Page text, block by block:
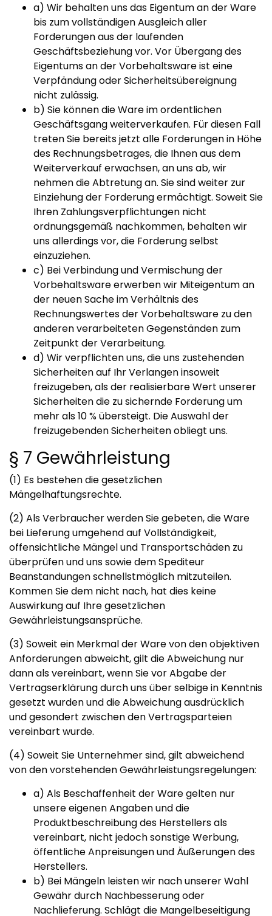
a) Wir behalten uns das Eigentum an der Ware
bis zum vollständigen Ausgleich aller
Forderungen aus der laufenden
Geschäftsbeziehung vor. Vor Übergang des
Eigentums an der Vorbehaltsware ist eine
Verpfändung oder Sicherheitsübereignung
nicht zulässig.
b) Sie können die Ware im ordentlichen
Geschäftsgang weiterverkaufen. Für diesen Fall
treten Sie bereits jetzt alle Forderungen in Höhe
des Rechnungsbetrages, die Ihnen aus dem
Weiterverkauf erwachsen, an uns ab, wir
nehmen die Abtretung an. Sie sind weiter zur
Einziehung der Forderung ermächtigt. Soweit Sie
Ihren Zahlungsverpflichtungen nicht
ordnungsgemäß nachkommen, behalten wir
uns allerdings vor, die Forderung selbst
einzuziehen.
c) Bei Verbindung und Vermischung der
Vorbehaltsware erwerben wir Miteigentum an
der neuen Sache im Verhältnis des
Rechnungswertes der Vorbehaltsware zu den
anderen verarbeiteten Gegenständen zum
Zeitpunkt der Verarbeitung.
d) Wir verpflichten uns, die uns zustehenden
Sicherheiten auf Ihr Verlangen insoweit
freizugeben, als der realisierbare Wert unserer
Sicherheiten die zu sichernde Forderung um
mehr als 10 % übersteigt. Die Auswahl der
freizugebenden Sicherheiten obliegt uns.
§ 7 Gewährleistung
(1) Es bestehen die gesetzlichen
Mängelhaftungsrechte.
(2) Als Verbraucher werden Sie gebeten, die Ware
bei Lieferung umgehend auf Vollständigkeit,
offensichtliche Mängel und Transportschäden zu
überprüfen und uns sowie dem Spediteur
Beanstandungen schnellstmöglich mitzuteilen.
Kommen Sie dem nicht nach, hat dies keine
Auswirkung auf Ihre gesetzlichen
Gewährleistungsansprüche.
(3) Soweit ein Merkmal der Ware von den objektiven
Anforderungen abweicht, gilt die Abweichung nur
dann als vereinbart, wenn Sie vor Abgabe der
Vertragserklärung durch uns über selbige in Kenntnis
gesetzt wurden und die Abweichung ausdrücklich
und gesondert zwischen den Vertragsparteien
vereinbart wurde.
(4) Soweit Sie Unternehmer sind, gilt abweichend
von den vorstehenden Gewährleistungsregelungen:
a) Als Beschaffenheit der Ware gelten nur
unsere eigenen Angaben und die
Produktbeschreibung des Herstellers als
vereinbart, nicht jedoch sonstige Werbung,
öffentliche Anpreisungen und Äußerungen des
Herstellers.
b) Bei Mängeln leisten wir nach unserer Wahl
Gewähr durch Nachbesserung oder
Nachlieferung. Schlägt die Mangelbeseitigung